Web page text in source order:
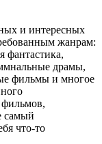
и интересных
жанрам:
фантастика,
драмы,
фильмы и многое
самый
что-то